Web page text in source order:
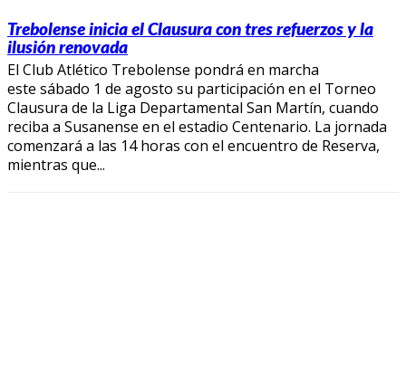
Trebolense inicia el Clausura con tres refuerzos y la
ilusión renovada
El Club Atlético Trebolense pondrá en marcha
este sábado 1 de agosto su participación en el Torneo
Clausura de la Liga Departamental San Martín, cuando
reciba a Susanense en el estadio Centenario. La jornada
comenzará a las 14 horas con el encuentro de Reserva,
mientras que...